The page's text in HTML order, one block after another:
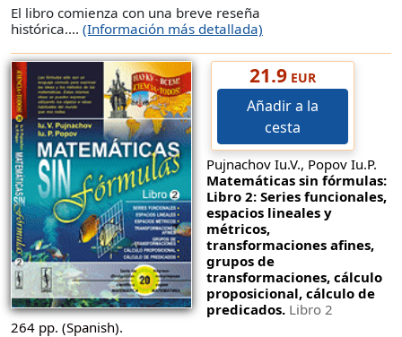
El libro comienza con una breve reseña
histórica.... (Información más detallada)
21.9EUR
Añadir a la
cesta
Pujnachov Iu.V., Popov Iu.P.
Matemáticas sin fórmulas:
Libro 2: Series funcionales,
espacios lineales y
métricos,
transformaciones afines,
grupos de
transformaciones, cálculo
proposicional, cálculo de
predicados. Libro 2
264 pp. (Spanish).